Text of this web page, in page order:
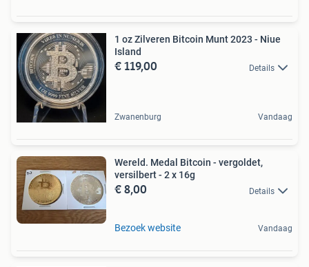
1 oz Zilveren Bitcoin Munt 2023 - Niue
Island
€ 119,00 Details
Zwanenburg Vandaag
Wereld. Medal Bitcoin - vergoldet,
versilbert - 2 x 16g
€ 8,00 Details
Bezoek website Vandaag